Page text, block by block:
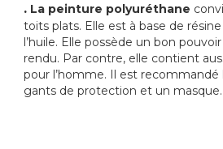
. La peinture polyuréthane
toits plats. Elle est à base de
l’huile. Elle possède un bon
rendu. Par contre, elle contient
pour l’homme. Il est recommandé
gants de protection et un masque.